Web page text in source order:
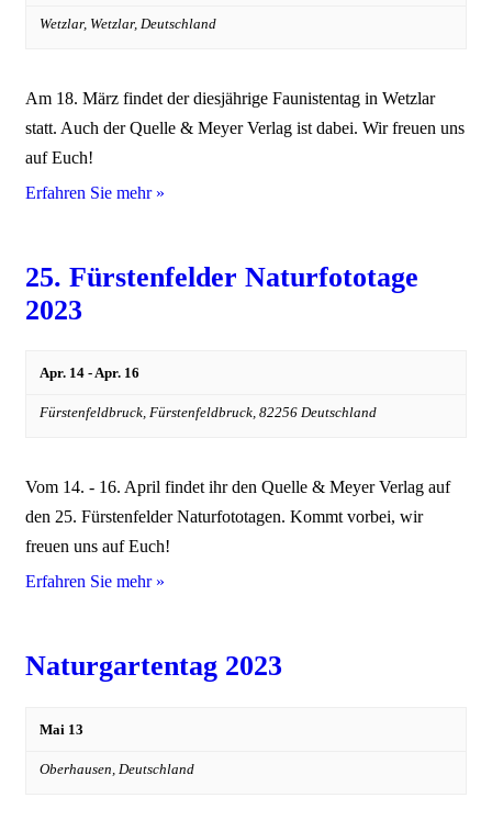
Wetzlar, Wetzlar, Deutschland
Am 18. März findet der diesjährige Faunistentag in Wetzlar
statt. Auch der Quelle & Meyer Verlag ist dabei. Wir freuen uns
auf Euch!
Erfahren Sie mehr »
25. Fürstenfelder Naturfototage
2023
Apr. 14 -Apr. 16
Fürstenfeldbruck, Fürstenfeldbruck, 82256 Deutschland
Vom 14. - 16. April findet ihr den Quelle & Meyer Verlag auf
den 25. Fürstenfelder Naturfototagen. Kommt vorbei, wir
freuen uns auf Euch!
Erfahren Sie mehr »
Naturgartentag 2023
Mai 13
Oberhausen, Deutschland